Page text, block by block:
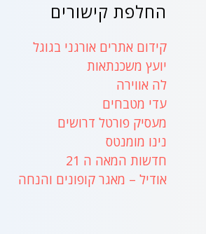
החלפת קישורים
קידום אתרים אורגני בגוגל
יועץ משכנתאות
לה אווירה
עדי מטבחים
מעסיק פורטל דרושים
נינו מומנטס
חדשות המאה ה 21
אודיל – מאגר קופונים והנחה